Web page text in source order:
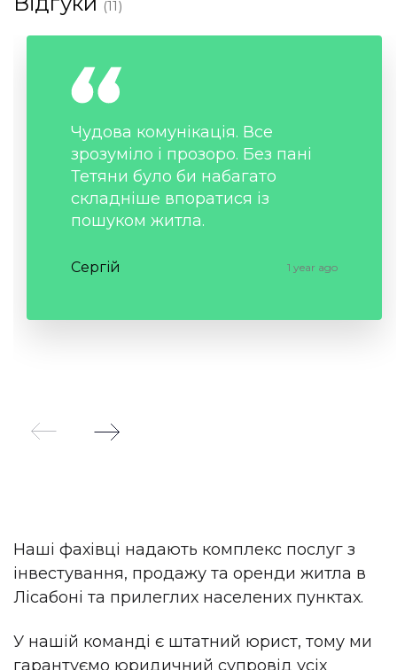
(11)
Чудова комунікація. Все
зрозуміло і прозоро. Без пані
Тетяни було би набагато
складніше впоратися із
пошуком житла.
Сергій 1 year ago
Наші фахівці надають комплекс послуг з
інвестування, продажу та оренди житла в
Лісабоні та прилеглих населених пунктах.
У нашій команді є штатний юрист, тому ми
гарантуємо юридичний супровід усіх